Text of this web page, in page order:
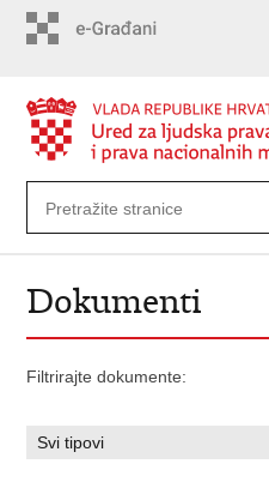
Dokumenti
Filtrirajte dokumente: